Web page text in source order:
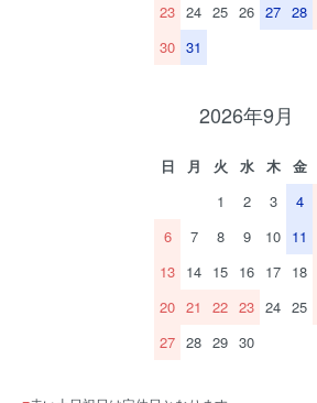
23 24 25 26 27 28
30 31
2026年9月
日 月 火 水 木 金
1
2 3 4
6
7 8 9 10 11
13 14 15 16 17 18
20 21 22 23 24 25
27 28 29 30